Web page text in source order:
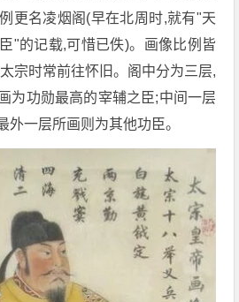
更名凌烟阁(早在北周时,就有"天
"的记载,可惜已佚)。画像比例皆
宗时常前往怀旧。阁中分为三层,
为功勋最高的宰辅之臣;中间一层
外一层所画则为其他功臣。